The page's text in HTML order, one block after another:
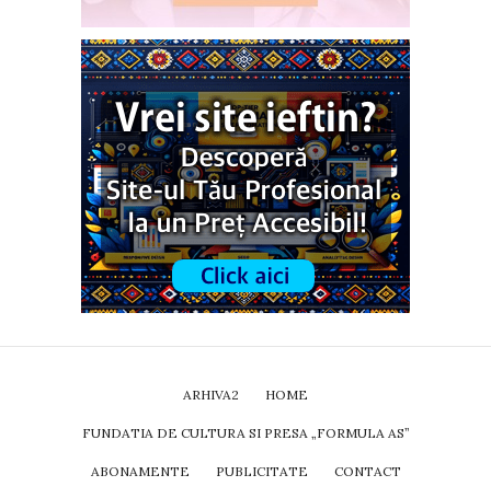
ARHIVA2 HOME
FUNDATIA DE CULTURA SI PRESA „FORMULA AS”
ABONAMENTE PUBLICITATE CONTACT